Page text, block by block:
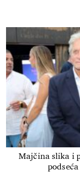
Majčina slika i